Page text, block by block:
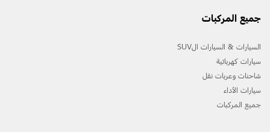
جميع المركبات
السيارات & السيارات الSUV
سيارات كهربائية
شاحنات وعربات نقل
سيارات الأداء
جميع المركبات